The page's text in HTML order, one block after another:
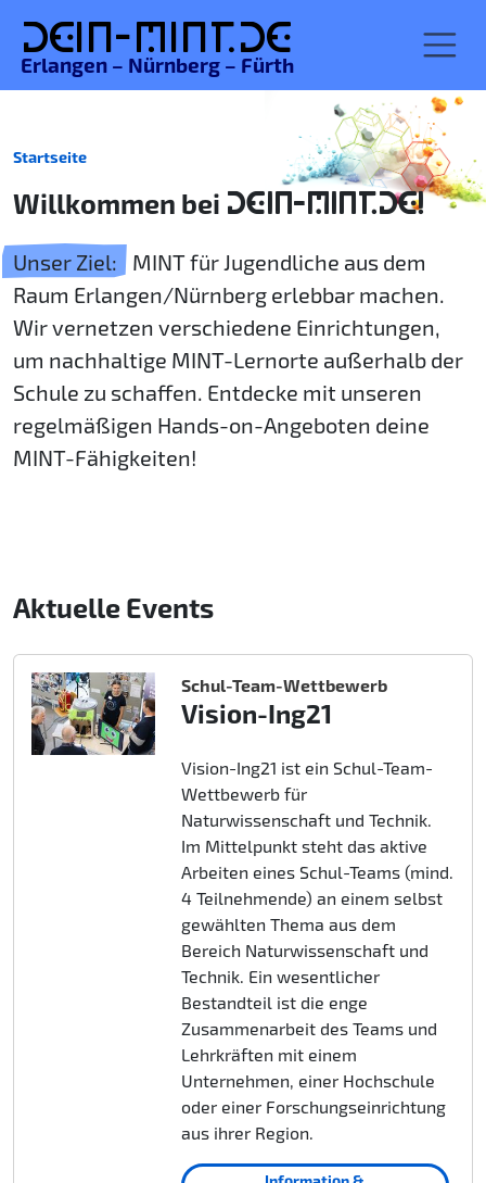
Dein-MINT.de
Erlangen – Nürnberg – Fürth
Startseite
Willkommen bei DEIN-MINT.DE!
Unser Ziel:
MINT für Jugendliche aus dem
Raum Erlangen/Nürnberg erlebbar machen.
Wir vernetzen verschiedene Einrichtungen,
um nachhaltige MINT-Lernorte außerhalb der
Schule zu schaffen. Entdecke mit unseren
regelmäßigen Hands-on-Angeboten deine
MINT-Fähigkeiten!
Aktuelle Events
Schul-Team-Wettbewerb
Vision-Ing21
Vision-Ing21 ist ein Schul-Team-
Wettbewerb für
Naturwissenschaft und Technik.
Im Mittelpunkt steht das aktive
Arbeiten eines Schul-Teams (mind.
4 Teilnehmende) an einem selbst
gewählten Thema aus dem
Bereich Naturwissenschaft und
Technik. Ein wesentlicher
Bestandteil ist die enge
Zusammenarbeit des Teams und
Lehrkräften mit einem
Unternehmen, einer Hochschule
oder einer Forschungseinrichtung
aus ihrer Region.